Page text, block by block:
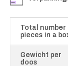
Total number
pieces in a
Gewicht per
doos